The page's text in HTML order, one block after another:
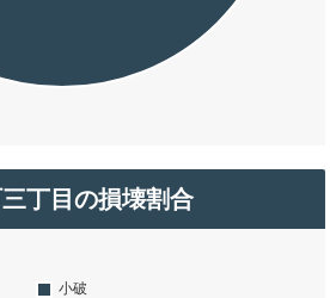
丁目の損壊割合